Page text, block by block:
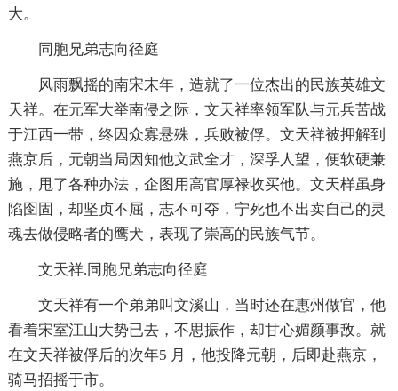
大。
同胞兄弟志向径庭
风雨飘摇的南宋末年，造就了一位杰出的民族英雄文
天祥。在元军大举南侵之际，文天祥率领军队与元兵苦战
于江西一带，终因众寡悬殊，兵败被俘。文天祥被押解到
燕京后，元朝当局因知他文武全才，深孚人望，便软硬兼
施，甩了各种办法，企图用高官厚禄收买他。文天样虽身
陷囹固，却坚贞不屈，志不可夺，宁死也不出卖自己的灵
魂去做侵略者的鹰犬，表现了崇高的民族气节。
文天祥.同胞兄弟志向径庭
文天祥有一个弟弟叫文溪山，当时还在惠州做官，他
看着宋室江山大势已去，不思振作，却甘心媚颜事敌。就
在文天祥被俘后的次年5 月，他投降元朝，后即赴燕京，
骑马招摇于市。